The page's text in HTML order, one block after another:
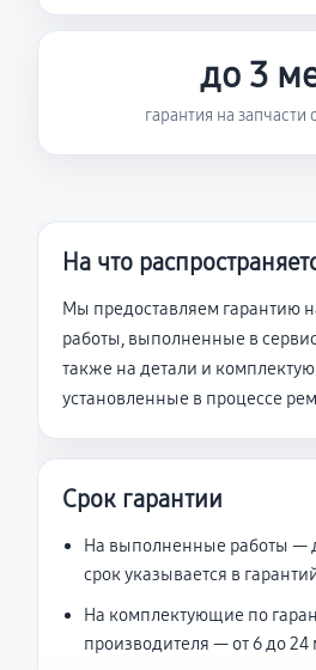
до 3
гарантия на запчасти
На что
Мы предоставляем гарантию
работы, выполненные в
также на детали и
установленные в процессе
Срок гарантии
На выполненные работы —
срок указывается в
На комплектующие по
производителя — от 6 до 24